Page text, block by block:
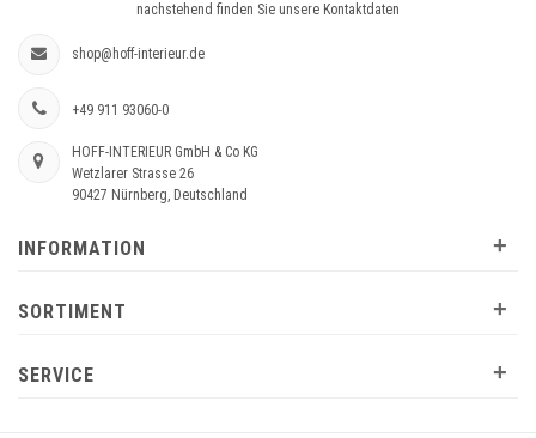
nachstehend finden Sie unsere Kontaktdaten
shop@hoff-interieur.de
+49 911 93060-0
HOFF-INTERIEUR GmbH & Co KG
Wetzlarer Strasse 26
90427 Nürnberg, Deutschland
INFORMATION +
SORTIMENT +
SERVICE +